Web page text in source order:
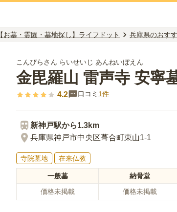
【お墓・霊園・墓地探し】ライフドット 兵庫県のおす
こんぴらさん らいせいじ あんねいぼえん
金毘羅山 雷声寺 安寧
4.2 口コミ 1件
新神戸駅から1.3km
兵庫県神戸市中央区葺合町東山1-1
寺院墓地 在来仏教
一般墓 納骨堂
価格未掲載
価格未掲載